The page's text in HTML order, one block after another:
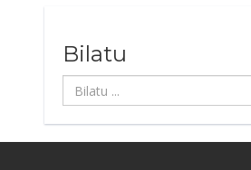
Bilatu
Bilatu
...